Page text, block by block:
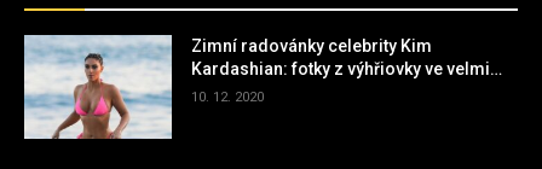
Zimní radovánky celebrity Kim
Kardashian: fotky z výhřiovky ve velmi
miniaturních plavkách
10. 12. 2020